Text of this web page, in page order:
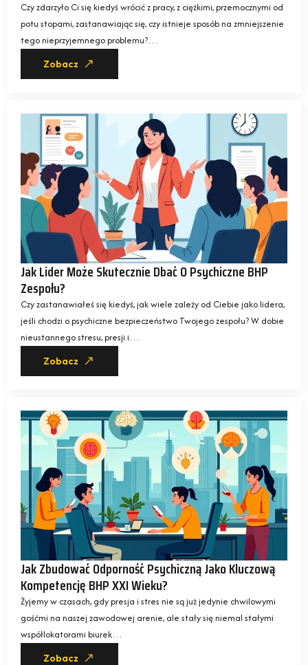
Czy zdarzyło Ci się kiedyś wrócić z pracy, z ciężkimi, przemocznymi od
potu stopami, zastanawiając się, czy istnieje sposób na zmniejszenie
tego nieprzyjemnego problemu?…
Zobacz
Jak Lider Może Skutecznie Dbać O Psychiczne BHP
Zespołu?
Czy zastanawiałeś się kiedyś, jak wiele zależy od Ciebie jako lidera,
jeśli chodzi o psychiczne bezpieczeństwo Twojego zespołu? W dobie
nieustannego stresu, presji i…
Zobacz
Jak Zbudować Odporność Psychiczną Jako Kluczową
Kompetencję BHP XXI Wieku?
Żyjemy w czasach, gdy presja i stres nie są już jedynie chwilowymi
gośćmi na naszej zawodowej arenie, ale stały się niemal stałymi
współlokatorami biurek…
Zobacz